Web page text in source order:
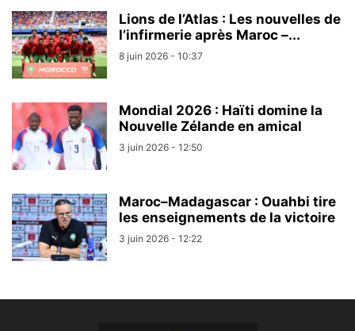
Lions de l’Atlas : Les nouvelles de
l’infirmerie après Maroc –...
8 juin 2026 - 10:37
Mondial 2026 : Haïti domine la
Nouvelle Zélande en amical
3 juin 2026 - 12:50
Maroc–Madagascar : Ouahbi tire
les enseignements de la victoire
3 juin 2026 - 12:22